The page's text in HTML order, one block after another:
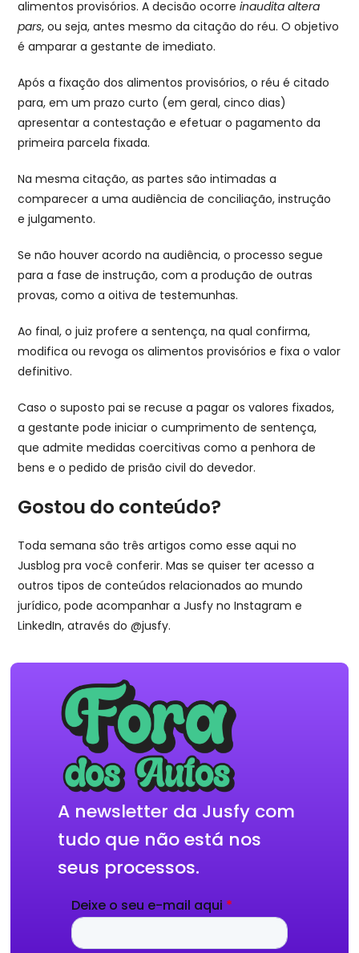
alimentos provisórios. A decisão ocorreinaudita altera
pars, ou seja, antes mesmo da citação do réu. O objetivo
é amparar a gestante de imediato.
Após a fixação dos alimentos provisórios, o réu é citado
para, em um prazo curto (em geral, cinco dias)
apresentar a contestação e efetuar o pagamento da
primeira parcela fixada.
Na mesma citação, as partes são intimadas a
comparecer a uma audiência de conciliação, instrução
e julgamento.
Se não houver acordo na audiência, o processo segue
para a fase de instrução, com a produção de outras
provas, como a oitiva de testemunhas.
Ao final, o juiz profere a sentença, na qual confirma,
modifica ou revoga os alimentos provisórios e fixa o valor
definitivo.
Caso o suposto pai se recuse a pagar os valores fixados,
a gestante pode iniciar o cumprimento de sentença,
que admite medidas coercitivas como a penhora de
bens e o pedido de prisão civil do devedor.
Gostou do conteúdo?
Toda semana são três artigos como esse aqui no
Jusblog pra você conferir. Mas se quiser ter acesso a
outros tipos de conteúdos relacionados ao mundo
jurídico, pode acompanhar a Jusfy no Instagram e
LinkedIn, através do @jusfy.
A newsletter da Jusfy com
tudo que não está nos
seus processos.